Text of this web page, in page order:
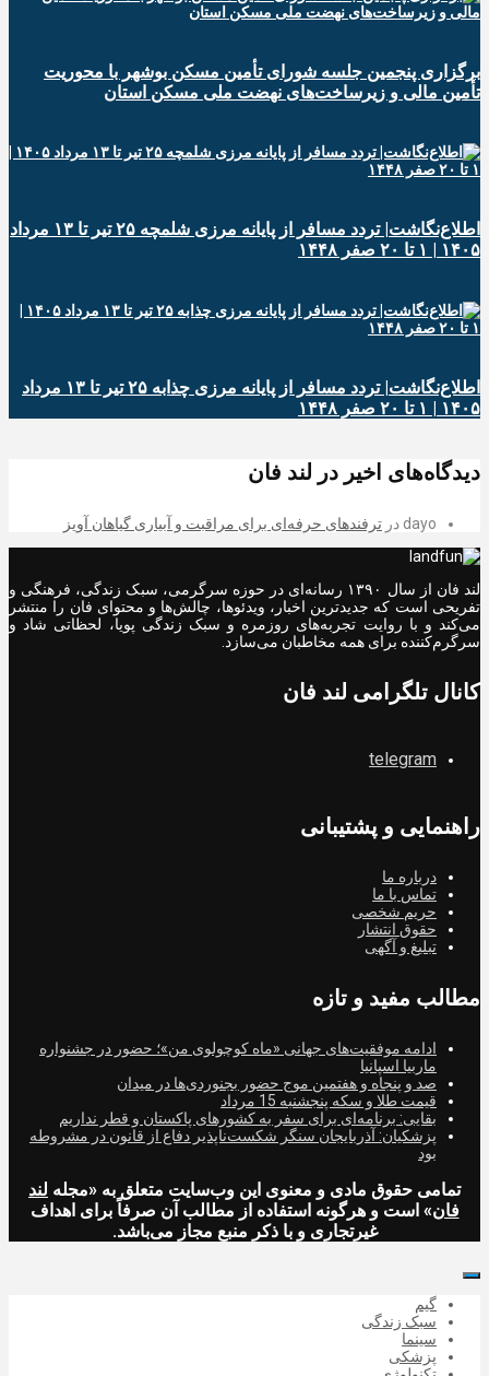
برگزاری پنجمین جلسه شورای تأمین مسکن بوشهر با محوریت
تأمین مالی و زیرساخت‌های نهضت ملی مسکن استان
اطلاع‌نگاشت| تردد مسافر از پایانه‌ مرزی شلمچه ۲۵ تیر تا ۱۳ مرداد
۱۴۰۵ | ۱ تا ۲۰ صفر ۱۴۴۸
اطلاع‌نگاشت| تردد مسافر از پایانه‌ مرزی چذابه ۲۵ تیر تا ۱۳ مرداد
۱۴۰۵ | ۱ تا ۲۰ صفر ۱۴۴۸
دیدگاه‌های اخیر در لند فان
dayo در ترفندهای حرفه‌ای برای مراقبت و آبیاری گیاهان آویز
لند فان از سال ۱۳۹۰ رسانه‌ای در حوزه سرگرمی، سبک زندگی، فرهنگی و
تفریحی است که جدیدترین اخبار، ویدئوها، چالش‌ها و محتوای فان را منتشر
می‌کند و با روایت تجربه‌های روزمره و سبک زندگی پویا، لحظاتی شاد و
سرگرم‌کننده برای همه مخاطبان می‌سازد.
کانال تلگرامی لند فان
telegram
راهنمایی و پشتیبانی
درباره ما
تماس با ما
حریم شخصی
حقوق انتشار
تبلیغ و آگهی
مطالب مفید و تازه
ادامه موفقیت‌های جهانی «ماه کوچولوی من»؛ حضور در جشنواره
ماربیا اسپانیا
صد و پنجاه و هفتمین موج حضور بجنوردی‌ها در میدان
قیمت طلا و سکه پنجشنبه 15 مرداد
بقایی: برنامه‌ای برای سفر به کشورهای پاکستان و قطر نداریم
پزشکیان: آذربایجان سنگر شکست‌ناپذیر دفاع از قانون در مشروطه
بود
تمامی حقوق مادی و معنوی این وب‌سایت متعلق به «مجله لند
فان» است و هرگونه استفاده از مطالب آن صرفاً برای اهداف
غیرتجاری و با ذکر منبع مجاز می‌باشد.
گیم
سبک زندگی
سینما
پزشکی